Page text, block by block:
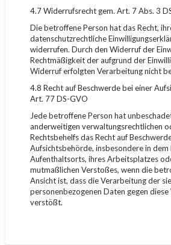
4.7 Widerrufsrecht gem. Art. 7 Abs. 3
Die betroffene Person hat das Recht,
datenschutzrechtliche
widerrufen. Durch den Widerruf der
Rechtmäßigkeit der aufgrund der
Widerruf erfolgten Verarbeitung nicht
4.8 Recht auf Beschwerde bei einer
Art. 77 DS-GVO
Jede betroffene Person hat
anderweitigen verwaltungsrechtlichen
Rechtsbehelfs das Recht auf
Aufsichtsbehörde, insbesondere in
Aufenthaltsorts, ihres Arbeitsplatzes
mutmaßlichen Verstoßes, wenn die
Ansicht ist, dass die Verarbeitung der
personenbezogenen Daten gegen
verstößt.